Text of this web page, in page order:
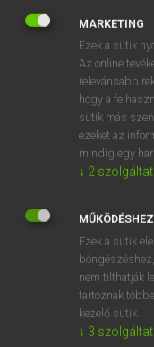
MARKETING
Ezek a sütik
Az online
relevánsabb
hogy a
sütik más
ezeket az
mindig egy
↓ 2
Ezek a sütik
nem tilthatják
tartoznak
kezelő sütik.
↓ 3